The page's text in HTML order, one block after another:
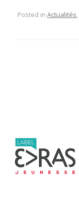
Posted in Actualités,